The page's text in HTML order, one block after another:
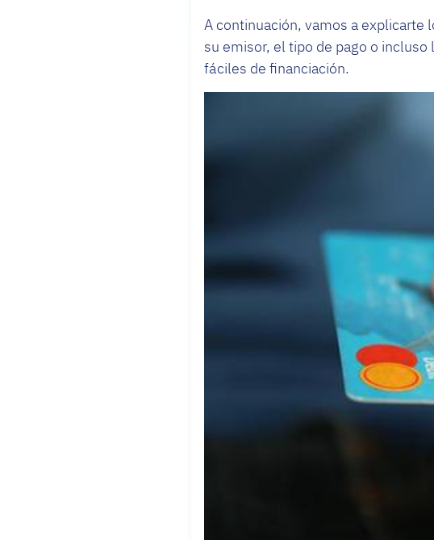
A continuación, vamos a explicarte
su emisor, el tipo de pago o incluso
fáciles de financiación.